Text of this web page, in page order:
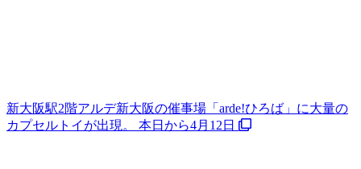
新大阪駅2階アルデ新大阪の催事場「arde!ひろば」に大量の
カプセルトイが出現。 本日から4月12日